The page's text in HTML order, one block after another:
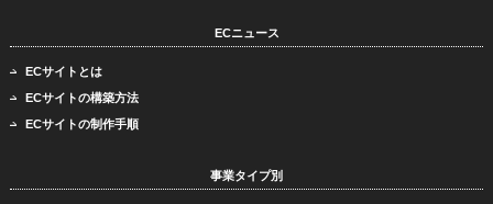
ECニュース
ECサイトとは
ECサイトの構築方法
ECサイトの制作手順
事業タイプ別